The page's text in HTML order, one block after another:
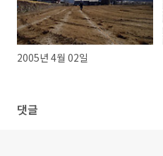
2005년 4월 02일
댓글